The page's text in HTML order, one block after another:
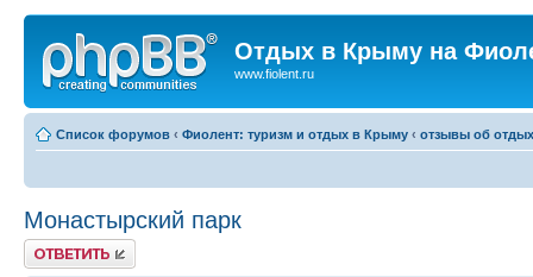
Отдых в Крыму на
www.fiolent.ru
Список форумов ‹ Фиолент: туризм и отдых в Крыму ‹ отзывы об
Монастырский парк
Ответить